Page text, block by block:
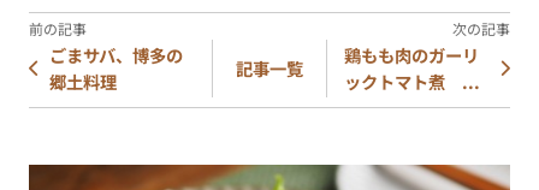
ごまサバ、博多の
郷土料理
記事一覧
鶏もも肉のガーリ
ックトマト煮 ...